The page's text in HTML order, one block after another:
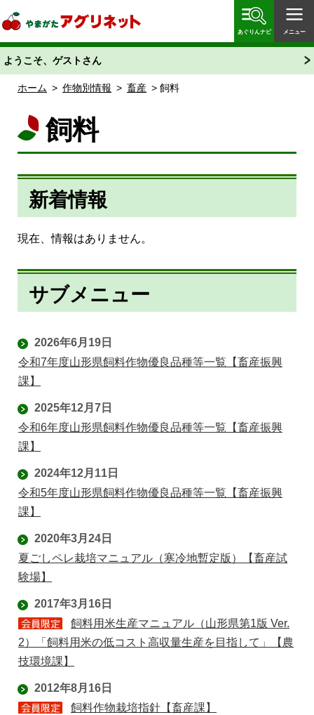
「あぐりん」
あぐりんナビ メニュー
ようこそ、ゲストさん
ホーム > 作物別情報 > 畜産 > 飼料
飼料
新着情報
現在、情報はありません。
サブメニュー
2026年6月19日
令和7年度山形県飼料作物優良品種等一覧【畜産振興
課】
2025年12月7日
令和6年度山形県飼料作物優良品種等一覧【畜産振興
課】
2024年12月11日
令和5年度山形県飼料作物優良品種等一覧【畜産振興
課】
2020年3月24日
夏ごしペレ栽培マニュアル（寒冷地暫定版）【畜産試
験場】
2017年3月16日
飼料用米生産マニュアル（山形県第1版 Ver.
2）「飼料用米の低コスト高収量生産を目指して」【農
技環境課】
2012年8月16日
飼料作物栽培指針【畜産課】